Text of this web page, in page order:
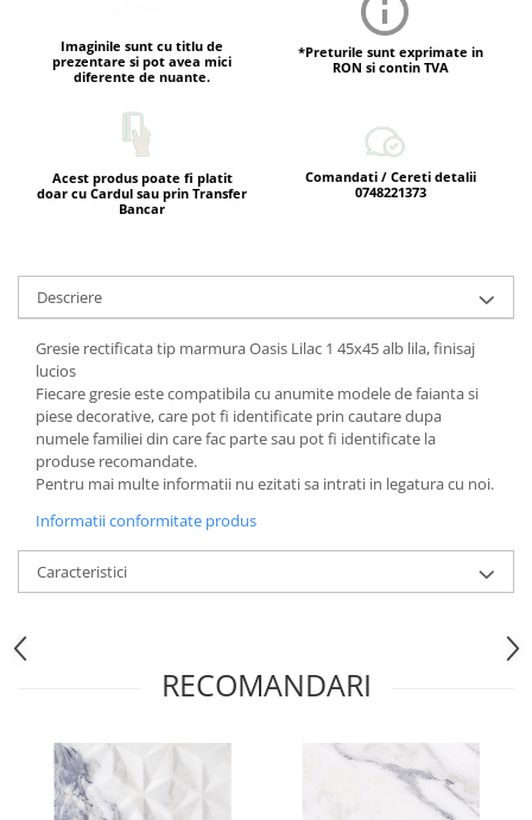
Imaginile sunt cu titlu de
prezentare si pot avea mici
diferente de nuante.
*Preturile sunt exprimate in
RON si contin TVA
Acest produs poate fi platit
doar cu Cardul sau prin Transfer
Bancar
Comandati / Cereti detalii
0748221373
Descriere
Gresie rectificata tip marmura Oasis Lilac 1 45x45 alb lila, finisaj
lucios
Fiecare gresie este compatibila cu anumite modele de faianta si
piese decorative, care pot fi identificate prin cautare dupa
numele familiei din care fac parte sau pot fi identificate la
produse recomandate.
Pentru mai multe informatii nu ezitati sa intrati in legatura cu noi.
Informatii conformitate produs
Caracteristici
RECOMANDARI